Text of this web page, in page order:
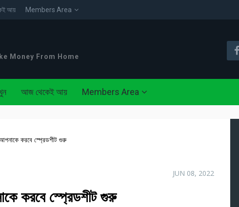
আয় Members Area
Money From Home
আজ থেকেই আয় Members Area
করবে স্প্রেডশীট গুরু
JUN 08, 2022
করবে স্প্রেডশীট গুরু